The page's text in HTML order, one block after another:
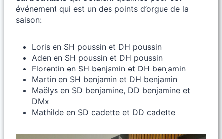
événement qui est un des points d’orgue de la
saison:
Loris en SH poussin et DH poussin
Aden en SH poussin et DH poussin
Florentin en SH benjamin et DH benjamin
Martin en SH benjamin et DH benjamin
Maëlys en SD benjamine, DD benjamine et
DMx
Mathilde en SD cadette et DD cadette